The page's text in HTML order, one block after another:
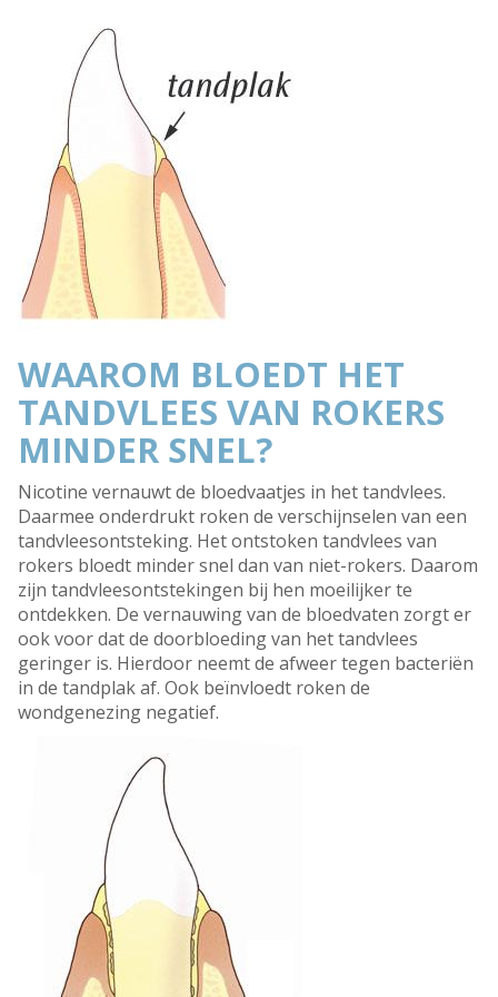
WAAROM BLOEDT HET
TANDVLEES VAN ROKERS
MINDER SNEL?
Nicotine vernauwt de bloedvaatjes in het tandvlees.
Daarmee onderdrukt roken de verschijnselen van een
tandvleesontsteking. Het ontstoken tandvlees van
rokers bloedt minder snel dan van niet-rokers. Daarom
zijn tandvleesontstekingen bij hen moeilijker te
ontdekken. De vernauwing van de bloedvaten zorgt er
ook voor dat de doorbloeding van het tandvlees
geringer is. Hierdoor neemt de afweer tegen bacteriën
in de tandplak af. Ook beïnvloedt roken de
wondgenezing negatief.